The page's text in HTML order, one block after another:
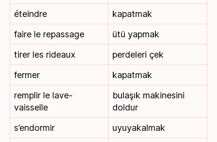
éteindre
kapatmak
faire le repassage
ütü yapmak
tirer les rideaux
perdeleri çek
fermer
kapatmak
remplir le lave-
vaisselle
bulaşık makinesini
doldur
s’endormir
uyuyakalmak